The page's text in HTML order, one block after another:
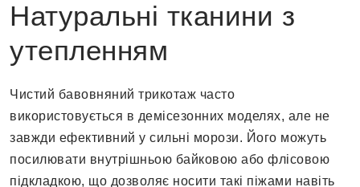
Натуральні тканини з
утепленням
Чистий бавовняний трикотаж часто
використовується в демісезонних моделях, але не
завжди ефективний у сильні морози. Його можуть
посилювати внутрішньою байковою або флісовою
підкладкою, що дозволяє носити такі піжами навіть